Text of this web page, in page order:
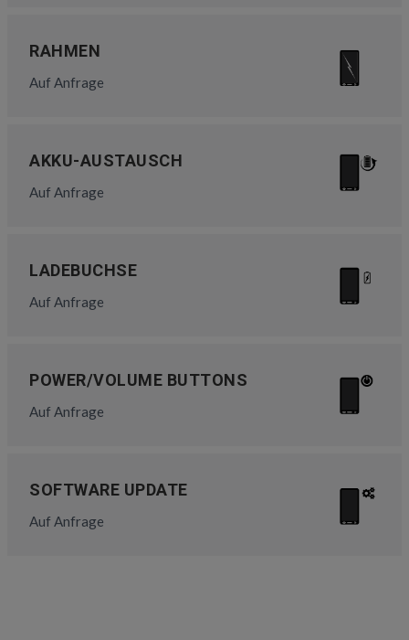
RAHMEN
Auf Anfrage
AKKU-AUSTAUSCH
Auf Anfrage
LADEBUCHSE
Auf Anfrage
POWER/VOLUME BUTTONS
Auf Anfrage
SOFTWARE UPDATE
Auf Anfrage